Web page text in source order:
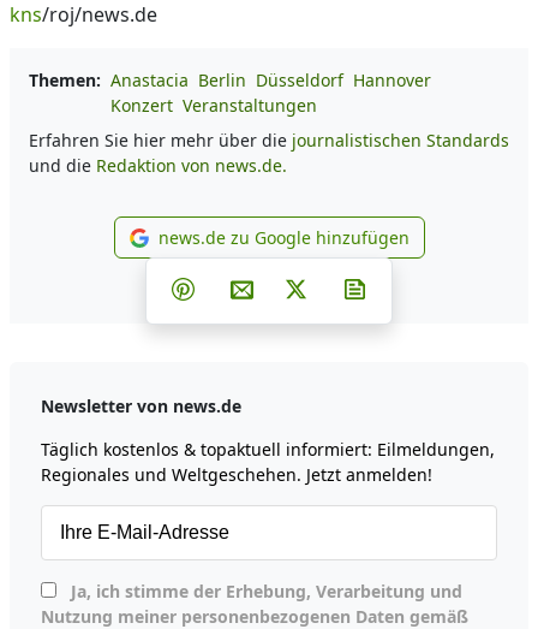
kns/roj/news.de
Themen: Anastacia Berlin Düsseldorf Hannover
Konzert Veranstaltungen
Erfahren Sie hier mehr über die journalistischen Standards
und die Redaktion von news.de.
news.de zu Google
news.de zu Google hinzufügen
Teilen auf Facebook
Teilen auf Whatsapp
Teilen auf Telegram
Teilen auf Pinterest
Per E-Mail teilen
Post auf X
Newsletter von news.de
Täglich kostenlos & topaktuell informiert: Eilmeldungen,
Regionales und Weltgeschehen. Jetzt anmelden!
Nutzung meiner personenbezogenen Daten gemäß